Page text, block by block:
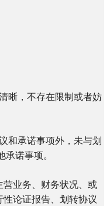
，不存在限制或者妨
承诺事项外，未与划
诺事项。
业务、财务状况、或
论证报告、划转协议